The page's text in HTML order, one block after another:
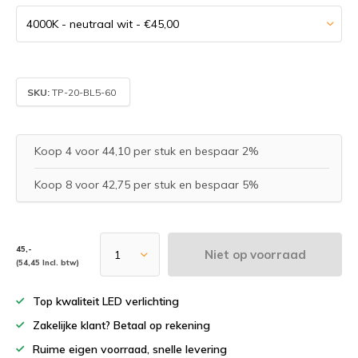
SKU: TP-20-BL5-60
Koop 4 voor 44,10 per stuk en bespaar 2%
Koop 8 voor 42,75 per stuk en bespaar 5%
45,-
(54,45 Incl. btw)
Niet op voorraad
Top kwaliteit LED verlichting
Zakelijke klant? Betaal op rekening
Ruime eigen voorraad, snelle levering